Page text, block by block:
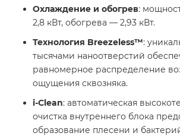
Охлаждение и обогрев:
2,8 кВт, обогрева — 2,93 кВт. ​
Технология Breezeless™:
тысячами наноотверстий
равномерное распределение
ощущения сквозняка.​
i-Clean: автоматическая
очистка внутреннего блока
образование плесени и